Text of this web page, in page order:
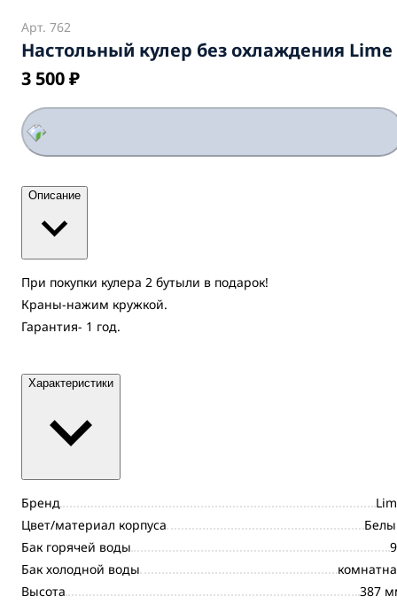
Арт. 762
Настольный кулер без охлаждения Lime
3 500 ₽
Описание
При покупки кулера 2 бутыли в подарок!
Краны-нажим кружкой.
Гарантия- 1 год.
Характеристики
Бренд
Цвет/материал корпуса
Бак горячей воды
Бак холодной воды
Высота
387